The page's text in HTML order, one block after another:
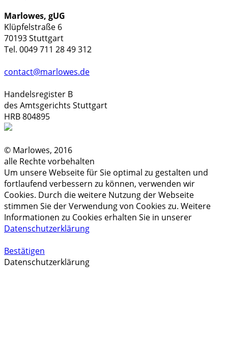
Marlowes, gUG
Klüpfelstraße 6
70193 Stuttgart
Tel. 0049 711 28 49 312
contact@marlowes.de
Handelsregister B
des Amtsgerichts Stuttgart
HRB 804895
© Marlowes, 2016
alle Rechte vorbehalten
Um unsere Webseite für Sie optimal zu gestalten und
fortlaufend verbessern zu können, verwenden wir
Cookies. Durch die weitere Nutzung der Webseite
stimmen Sie der Verwendung von Cookies zu. Weitere
Informationen zu Cookies erhalten Sie in unserer
Datenschutzerklärung
Bestätigen
Datenschutzerklärung